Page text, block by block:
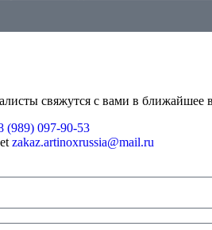
свяжутся с вами в ближайшее
(989) 097-90-53
zakaz.artinoxrussia@mail.ru